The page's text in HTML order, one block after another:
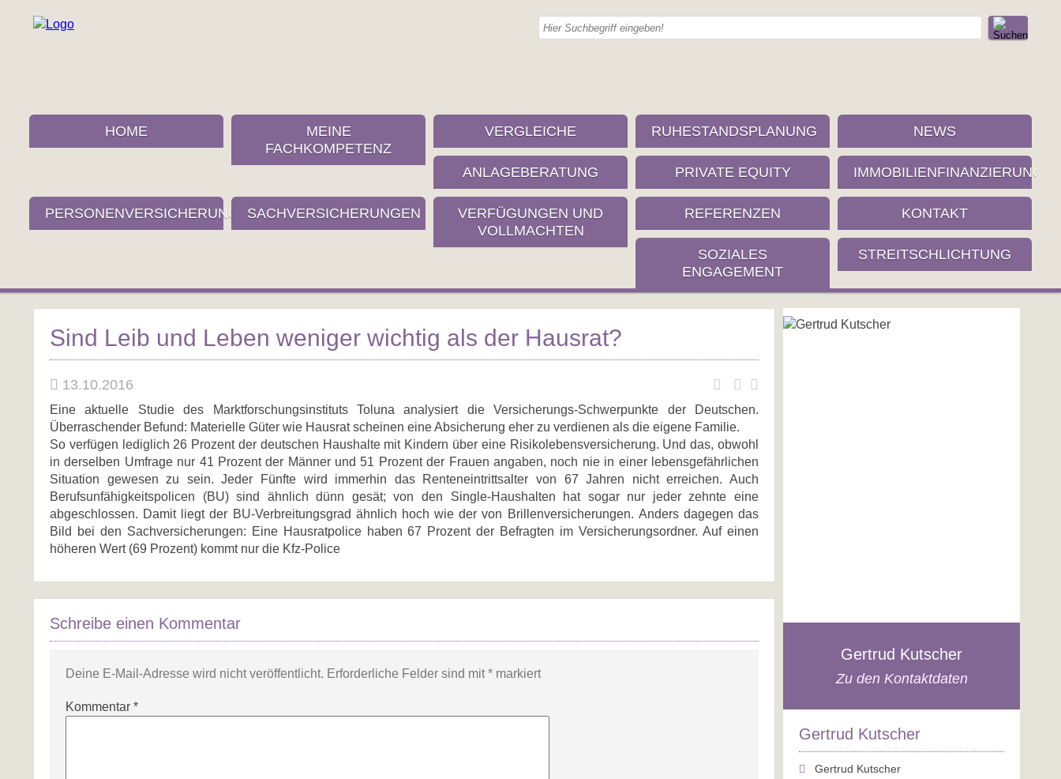
HOME
MEINE
FACHKOMPETENZ
VERGLEICHE RUHESTANDSPLANUNG NEWS
ANLAGEBERATUNG PRIVATE EQUITY IMMOBILIENFINANZIERUNG
PERSONENVERSICHERUNGENSACHVERSICHERUNGEN
VERFÜGUNGEN UND
VOLLMACHTEN
REFERENZEN KONTAKT
SOZIALES
ENGAGEMENT
STREITSCHLICHTUNG
Gertrud Kutscher
Zu den Kontaktdaten
Gertrud Kutscher
Gertrud Kutscher
Sind Leib und Leben weniger wichtig als der Hausrat?
13.10.2016
Eine aktuelle Studie des Marktforschungsinstituts Toluna analysiert die Versicherungs-Schwerpunkte der Deutschen.
Überraschender Befund: Materielle Güter wie Hausrat scheinen eine Absicherung eher zu verdienen als die eigene Familie.
So verfügen lediglich 26 Prozent der deutschen Haushalte mit Kindern über eine Risikolebensversicherung. Und das, obwohl
in derselben Umfrage nur 41 Prozent der Männer und 51 Prozent der Frauen angaben, noch nie in einer lebensgefährlichen
Situation gewesen zu sein. Jeder Fünfte wird immerhin das Renteneintrittsalter von 67 Jahren nicht erreichen. Auch
Berufsunfähigkeitspolicen (BU) sind ähnlich dünn gesät; von den Single-Haushalten hat sogar nur jeder zehnte eine
abgeschlossen. Damit liegt der BU-Verbreitungsgrad ähnlich hoch wie der von Brillenversicherungen. Anders dagegen das
Bild bei den Sachversicherungen: Eine Hausratpolice haben 67 Prozent der Befragten im Versicherungsordner. Auf einen
höheren Wert (69 Prozent) kommt nur die Kfz-Police
Schreibe einen Kommentar
Deine E-Mail-Adresse wird nicht veröffentlicht. Erforderliche Felder sind mit* markiert
Kommentar *